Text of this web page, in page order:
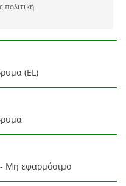
πολιτική
(EL)
- Μη εφαρμόσιμο